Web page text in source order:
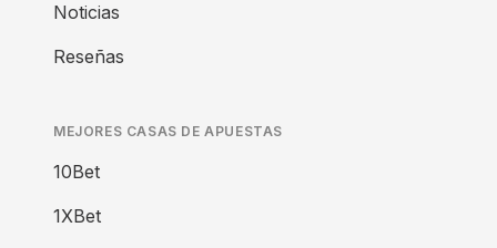
Noticias
Reseñas
MEJORES CASAS DE APUESTAS
10Bet
1XBet